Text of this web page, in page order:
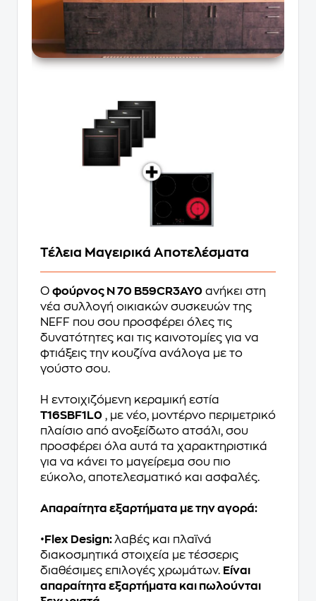
Τέλεια Μαγειρικά Αποτελέσματα
Ο φούρνος N 70 B59CR3AY0 ανήκει στη
νέα συλλογή οικιακών συσκευών της
NEFF που σου προσφέρει όλες τις
δυνατότητες και τις καινοτομίες για να
φτιάξεις την κουζίνα ανάλογα με το
γούστο σου.
Η εντοιχιζόμενη κεραμική εστία
T16SBF1L0 , με νέο, μοντέρνο περιμετρικό
πλαίσιο από ανοξείδωτο ατσάλι, σου
προσφέρει όλα αυτά τα χαρακτηριστικά
για να κάνει το μαγείρεμα σου πιο
εύκολο, αποτελεσματικό και ασφαλές.
Απαραίτητα εξαρτήματα με την αγορά:
• Flex Design:λαβές και πλαϊνά
διακοσμητικά στοιχεία με τέσσερις
διαθέσιμες επιλογές χρωμάτων. Eίναι
απαραίτητα εξαρτήματα και πωλούνται